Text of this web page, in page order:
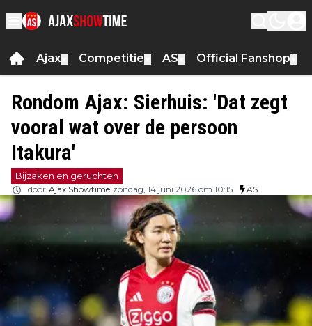
Ajax Competitie AS Official Fanshop
Rondom Ajax: Sierhuis: 'Dat zegt
vooral wat over de persoon
Itakura'
Bijzaken en geruchten
door Ajax Showtime zondag, 14 juni 2026 om 10:15 AS